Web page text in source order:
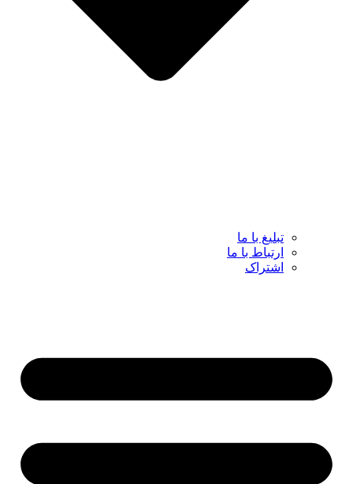
تبلیغ با ما
ارتباط با ما
اشتراک